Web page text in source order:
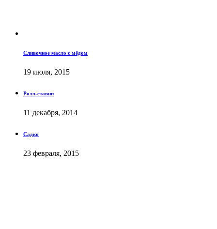
Сливочное масло с мёдом
19 июля, 2015
Ролл-ставни
11 декабря, 2014
Садко
23 февраля, 2015